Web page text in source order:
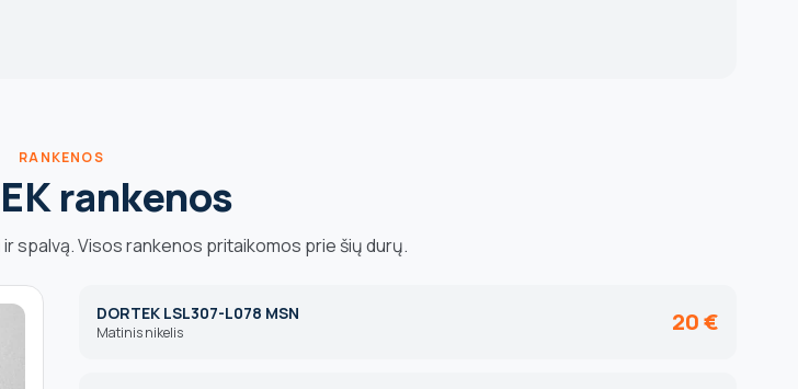
RANKENOS
rankenos
spalvą. Visos rankenos pritaikomos prie šių durų.
DORTEK LSL307-L078 MSN
Matinis nikelis 20 €